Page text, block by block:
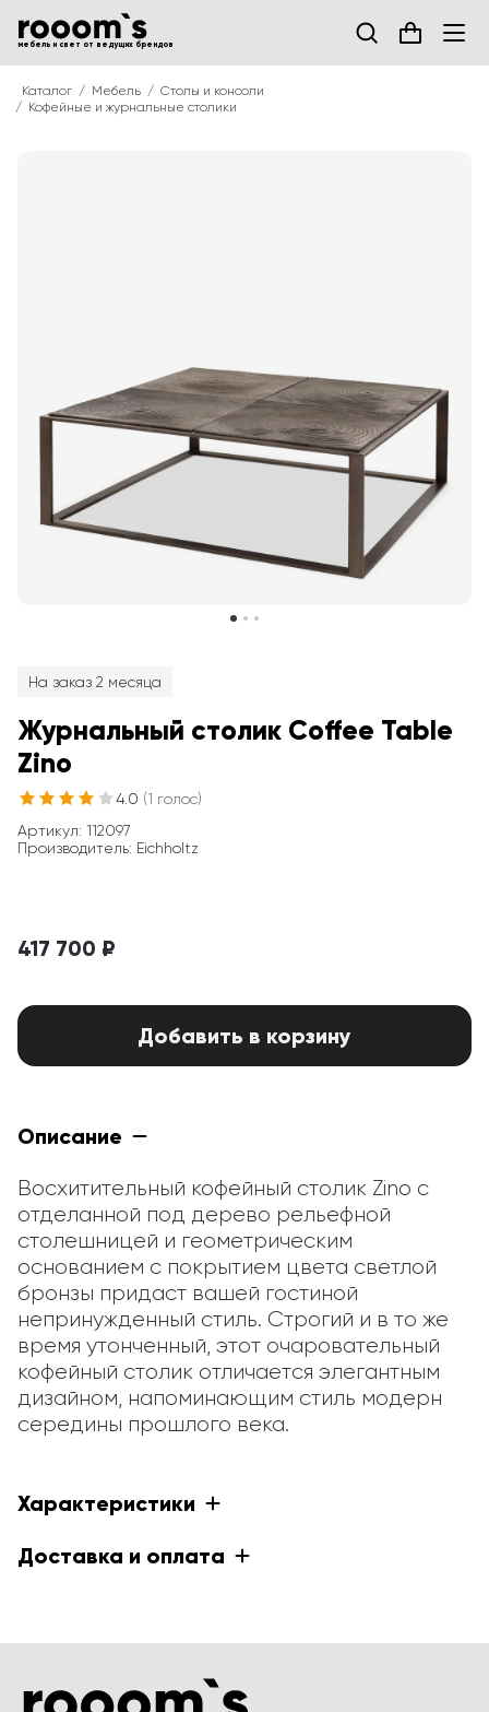
мебель и свет от ведущих брендов
Каталог Мебель
Столы и консоли
Кофейные и журнальные столики
На заказ 2 месяца
Журнальный столик Coffee Table
Zino
4.0 (1 голос)
Артикул: 112097
Производитель: Eichholtz
417 700 ₽
Добавить в корзину
Описание
Восхитительный кофейный столик Zino с
отделанной под дерево рельефной
столешницей и геометрическим
основанием с покрытием цвета светлой
бронзы придаст вашей гостиной
непринужденный стиль. Строгий и в то же
время утонченный, этот очаровательный
кофейный столик отличается элегантным
дизайном, напоминающим стиль модерн
середины прошлого века.
Характеристики
Доставка и оплата